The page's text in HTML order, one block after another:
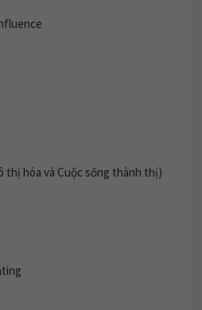
thị hóa và Cuộc sống thành thị)